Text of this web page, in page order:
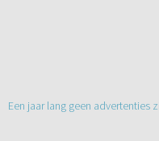
Een jaar lang geen advertenties